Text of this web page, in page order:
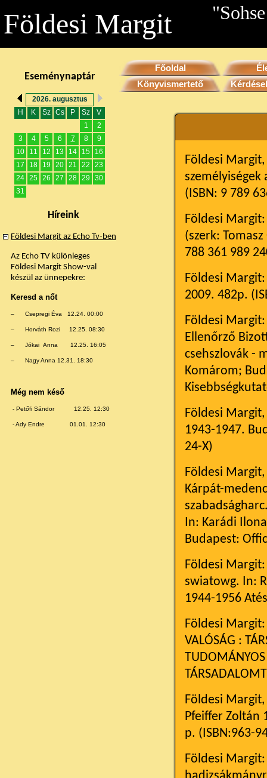
Földesi Margit
Eseménynaptár
2026. augusztus
H
K Sz Cs P Sz
V
1
2
3
4 5 6 7 8
9
10
11 12 13 14 15
16
17
18 19 20 21 22
23
24 25 26 27 28 29
30
31
Híreink
Földesi Margit az Echo Tv-ben
Az Echo TV különleges
Földesi Margit Show-val
készül az ünnepekre:
Keresd a nőt
– Csepregi Éva 12.24. 00:00
– Horváth Rozi 12.25. 08:30
– Jókai Anna 12.25. 16:05
– Nagy Anna 12.31. 18:30
Még nem késő
- Petőfi Sándor 12.25. 12:30
- Ady Endre 01.01. 12:30
Főoldal
Könyvismertető
Földesi Margit,
személyiségek
(ISBN: 9 789
Földesi
(szerk:
788 361 989
Földesi
2009. 482p.
Földesi Margit:
Ellenőrző
csehszlovák -
Komárom;
Földesi Margit,
1943-1947.
24-X)
Földesi
Kárpát-
In: Karádi
Budapest:
Földesi
swiatowg. In:
1944-1956
Földesi
VALÓSÁG :
TUDOMÁNYOS
Földesi Margit,
Pfeiffer Zoltán
p. (ISBN:963-
Földesi